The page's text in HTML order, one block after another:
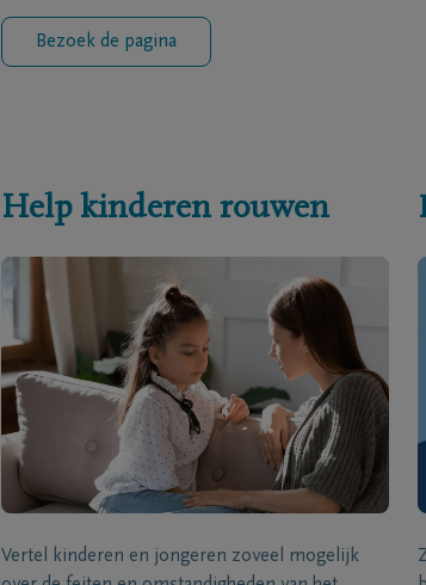
Bezoek de pagina
Help kinderen rouwen
Vertel kinderen en jongeren zoveel mogelijk